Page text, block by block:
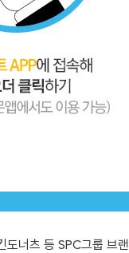
너츠 등 SPC그룹 브